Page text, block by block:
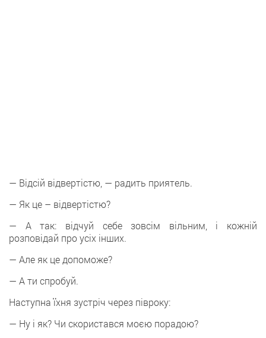
— Відсій відвертістю, — радить приятель.
— Як це – відвертістю?
— А так: відчуй себе зовсім вільним, і кожній
розповідай про усіх інших.
— Але як це допоможе?
— А ти спробуй.
Наступна їхня зустріч через півроку:
— Ну і як? Чи скористався моєю порадою?